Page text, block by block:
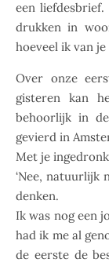
een
drukken in
hoeveel ik van je
Over onze
gisteren kan
behoorlijk in
gevierd in
Met je
‘Nee, natuurlijk
denken.
Ik was nog een
had ik me al
de eerste de